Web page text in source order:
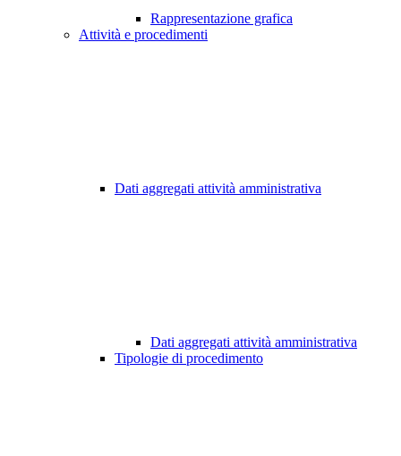
Rappresentazione grafica
Attività e procedimenti
Dati aggregati attività amministrativa
Dati aggregati attività amministrativa
Tipologie di procedimento